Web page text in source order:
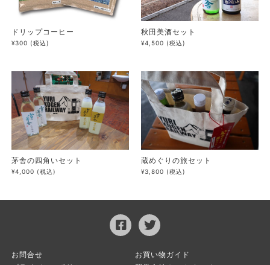
ドリップコーヒー
¥300 (税込)
秋田美酒セット
¥4,500 (税込)
茅舎の四角いセット
¥4,000 (税込)
蔵めぐりの旅セット
¥3,800 (税込)
お問合せ
お買い物ガイド